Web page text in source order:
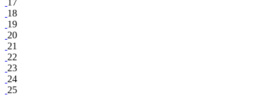
17
18
19
20
21
22
23
24
25